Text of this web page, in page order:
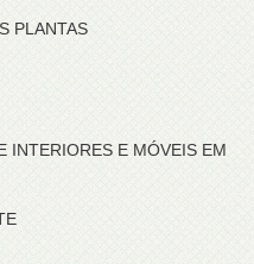
PLANTAS
INTERIORES E MÓVEIS EM